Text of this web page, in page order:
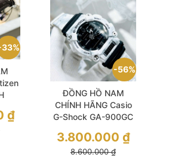
33%
₫
56%
ĐỒNG HỒ NAM
CHÍNH HÃNG Casio
G-Shock GA-900GC
White Case & Silicone
Strap For Men
8.600.000₫
3.800.000 ₫